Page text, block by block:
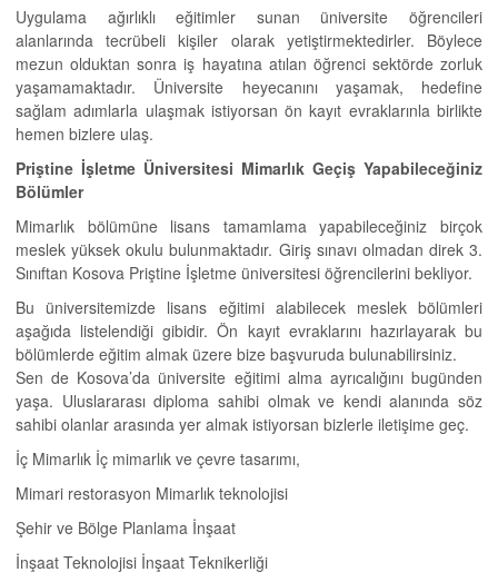
Uygulama ağırlıklı eğitimler sunan üniversite öğrencileri
alanlarında tecrübeli kişiler olarak yetiştirmektedirler. Böylece
mezun olduktan sonra iş hayatına atılan öğrenci sektörde zorluk
yaşamamaktadır. Üniversite heyecanını yaşamak, hedefine
sağlam adımlarla ulaşmak istiyorsan ön kayıt evraklarınla birlikte
hemen bizlere ulaş.
Priştine İşletme Üniversitesi Mimarlık Geçiş Yapabileceğiniz
Bölümler
Mimarlık bölümüne lisans tamamlama yapabileceğiniz birçok
meslek yüksek okulu bulunmaktadır. Giriş sınavı olmadan direk 3.
Sınıftan Kosova Priştine İşletme üniversitesi öğrencilerini bekliyor.
Bu üniversitemizde lisans eğitimi alabilecek meslek bölümleri
aşağıda listelendiği gibidir. Ön kayıt evraklarını hazırlayarak bu
bölümlerde eğitim almak üzere bize başvuruda bulunabilirsiniz.
Sen de Kosova’da üniversite eğitimi alma ayrıcalığını bugünden
yaşa. Uluslararası diploma sahibi olmak ve kendi alanında söz
sahibi olanlar arasında yer almak istiyorsan bizlerle iletişime geç.
İç Mimarlık İç mimarlık ve çevre tasarımı,
Mimari restorasyon Mimarlık teknolojisi
Şehir ve Bölge Planlama İnşaat
İnşaat Teknolojisi İnşaat Teknikerliği